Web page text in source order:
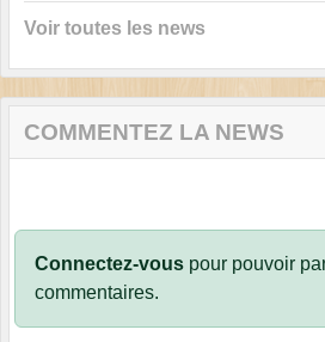
Voir toutes les news
COMMENTEZ LA NEWS
Connectez-vous pour pouvoir
commentaires.